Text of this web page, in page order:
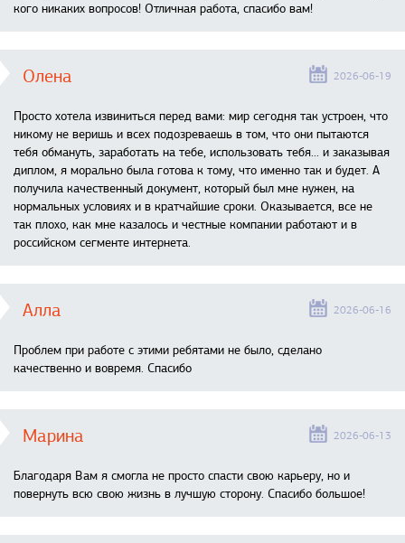
кого никаких вопросов! Отличная работа, спасибо вам!
Олена 2026-06-19
Просто хотела извиниться перед вами: мир сегодня так устроен, что
никому не веришь и всех подозреваешь в том, что они пытаются
тебя обмануть, заработать на тебе, использовать тебя... и заказывая
диплом, я морально была готова к тому, что именно так и будет. А
получила качественный документ, который был мне нужен, на
нормальных условиях и в кратчайшие сроки. Оказывается, все не
так плохо, как мне казалось и честные компании работают и в
российском сегменте интернета.
Алла 2026-06-16
Проблем при работе с этими ребятами не было, сделано
качественно и вовремя. Спасибо
Марина 2026-06-13
Благодаря Вам я смогла не просто спасти свою карьеру, но и
повернуть всю свою жизнь в лучшую сторону. Спасибо большое!